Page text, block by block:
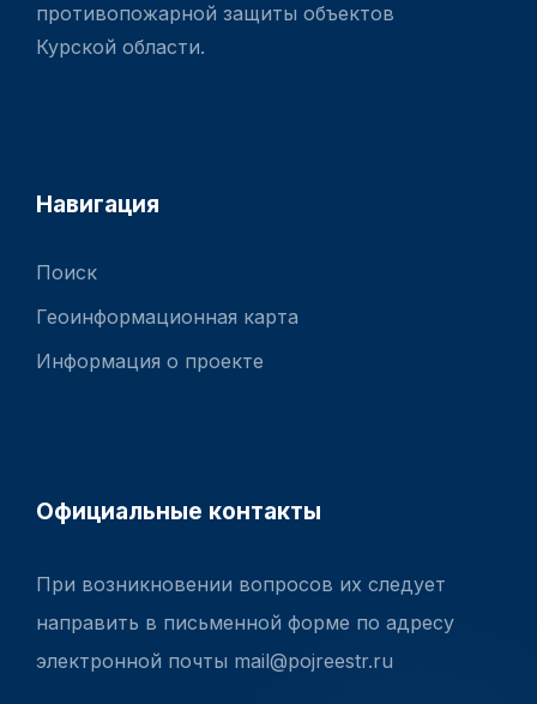
противопожарной защиты объектов
Курской области.
Навигация
Поиск
Геоинформационная карта
Информация о проекте
Официальные контакты
При возникновении вопросов их следует
направить в письменной форме по адресу
электронной почты mail@pojreestr.ru